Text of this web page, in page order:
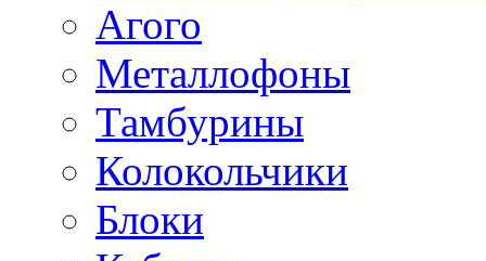
Агого
Металлофоны
Тамбурины
Колокольчики
Блоки